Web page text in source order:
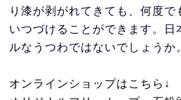
り漆が剥がれてきても、何度で
いつづけることができます。日
ルなうつわではないでしょうか
オンラインショップはこちら↓